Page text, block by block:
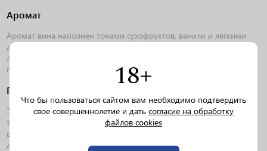
18+
Что бы пользоваться сайтом вам необходимо подтвердить
свое совершеннолетие и дать согласие на обработку
файлов cookies
Аромат
Аромат вина наполнен тонами сухофруктов, ванили и легкими
древесными нотками, приобретенными в процессе выдержки в
дубовых бочках. В букете также присутствуют оттенки лаванды и
подлеска, добавляющие свежести и элегантности.
Гастрономические сочетания
Это вино идеально сочетается с блюдами из красного мяса,
такими как стейк или жаркое, а также с сырами с выраженным
вкусом, например, пармезаном или пекорино. Также отлично
дополнит трапезу с дичью или грибными блюдами.